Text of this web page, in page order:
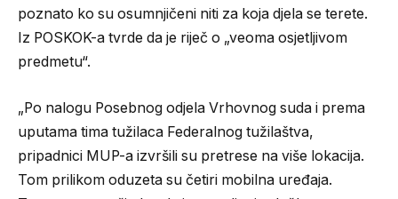
poznato ko su osumnjičeni niti za koja djela se terete.
Iz POSKOK-a tvrde da je riječ o „veoma osjetljivom
predmetu“.
„Po nalogu Posebnog odjela Vrhovnog suda i prema
uputama tima tužilaca Federalnog tužilaštva,
pripadnici MUP-a izvršili su pretrese na više lokacija.
Tom prilikom oduzeta su četiri mobilna uređaja.